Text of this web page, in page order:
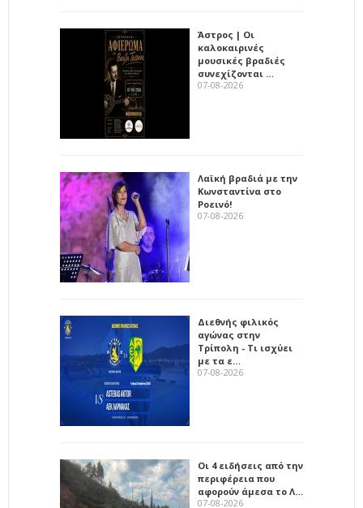
Άστρος | Οι
καλοκαιρινές
μουσικές βραδιές
συνεχίζονται …
07-08-2026
Λαϊκή βραδιά με την
Κωνσταντίνα στο
Ροεινό!
07-08-2026
Διεθνής φιλικός
αγώνας στην
Τρίπολη - Τι ισχύει
με τα ε…
07-08-2026
Οι 4 ειδήσεις από την
περιφέρεια που
αφορούν άμεσα το Λ…
07-08-2026